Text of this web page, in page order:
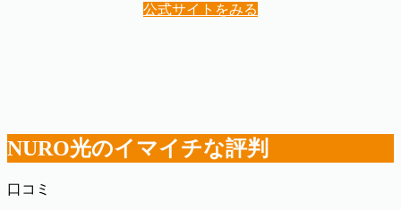
公式サイトをみる
NURO光のイマイチな評判
口コミ